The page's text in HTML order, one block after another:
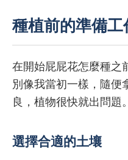
種植前的準備工
在開始屁屁花怎麼種之
別像我當初一樣，隨便
良，植物很快就出問題。
選擇合適的土壤